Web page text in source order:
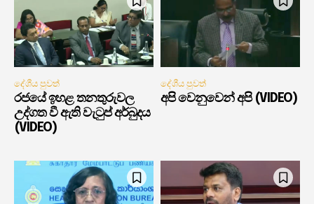
දේශීය පුවත්
රජයේ ඉහළ තනතුරුවල
උද්ගත වී ඇති වැටුප් අර්බුදය
(VIDEO)
දේශීය පුවත්
අපි වෙනුවෙන් අපි (VIDEO)